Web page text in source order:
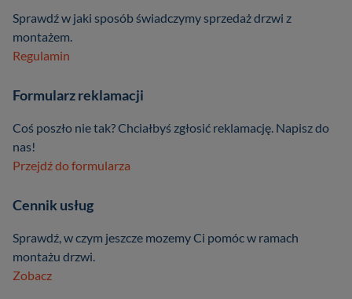
Sprawdź w jaki sposób świadczymy sprzedaż drzwi z
montażem.
Regulamin
Formularz reklamacji
Coś poszło nie tak? Chciałbyś zgłosić reklamację. Napisz do
nas!
Przejdź do formularza
Cennik usług
Sprawdź, w czym jeszcze mozemy Ci pomóc w ramach
montażu drzwi.
Zobacz